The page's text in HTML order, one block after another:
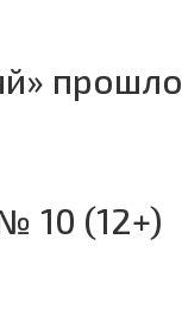
прошло
10 (12+)